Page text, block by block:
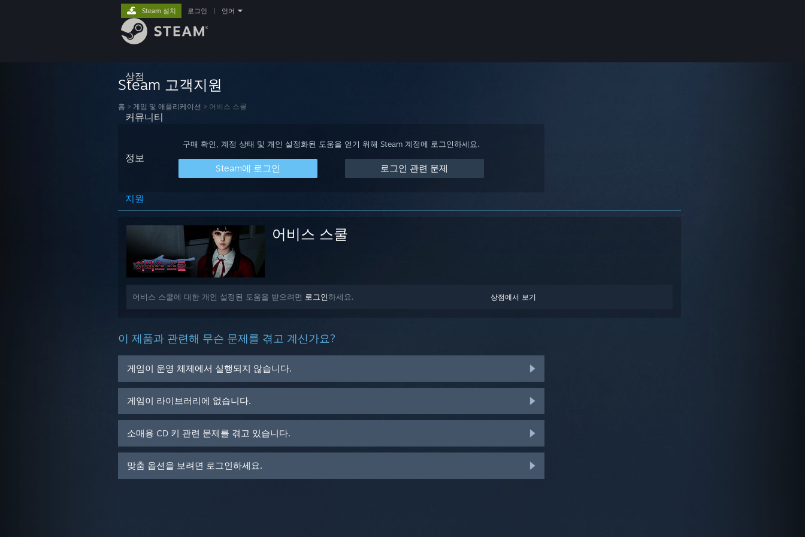
상점
커뮤니티
정보
지원
Steam 설치 로그인 언어
Steam 고객지원
홈 > 게임 및 애플리케이션 > 어비스 스쿨
구매 확인, 계정 상태 및 개인 설정화된 도움을 얻기 위해 Steam 계정에 로그인하세요.
Steam에 로그인 로그인 관련 문제
어비스 스쿨
상점에서 보기
어비스 스쿨에 대한 개인 설정된 도움을 받으려면 로그인하세요.
이 제품과 관련해 무슨 문제를 겪고 계신가요?
게임이 운영 체제에서 실행되지 않습니다.
게임이 라이브러리에 없습니다.
소매용 CD 키 관련 문제를 겪고 있습니다.
맞춤 옵션을 보려면 로그인하세요.